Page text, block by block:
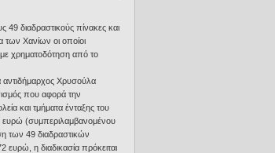
διαδραστικούς πίνακες και
των Χανίων οι οποίοι
χρηματοδότηση από το
Χρυσούλα
που αφορά την
και τμήματα ένταξης του
ευρώ (συμπεριλαμβανομένου
των 49 διαδραστικών
η διαδικασία πρόκειται